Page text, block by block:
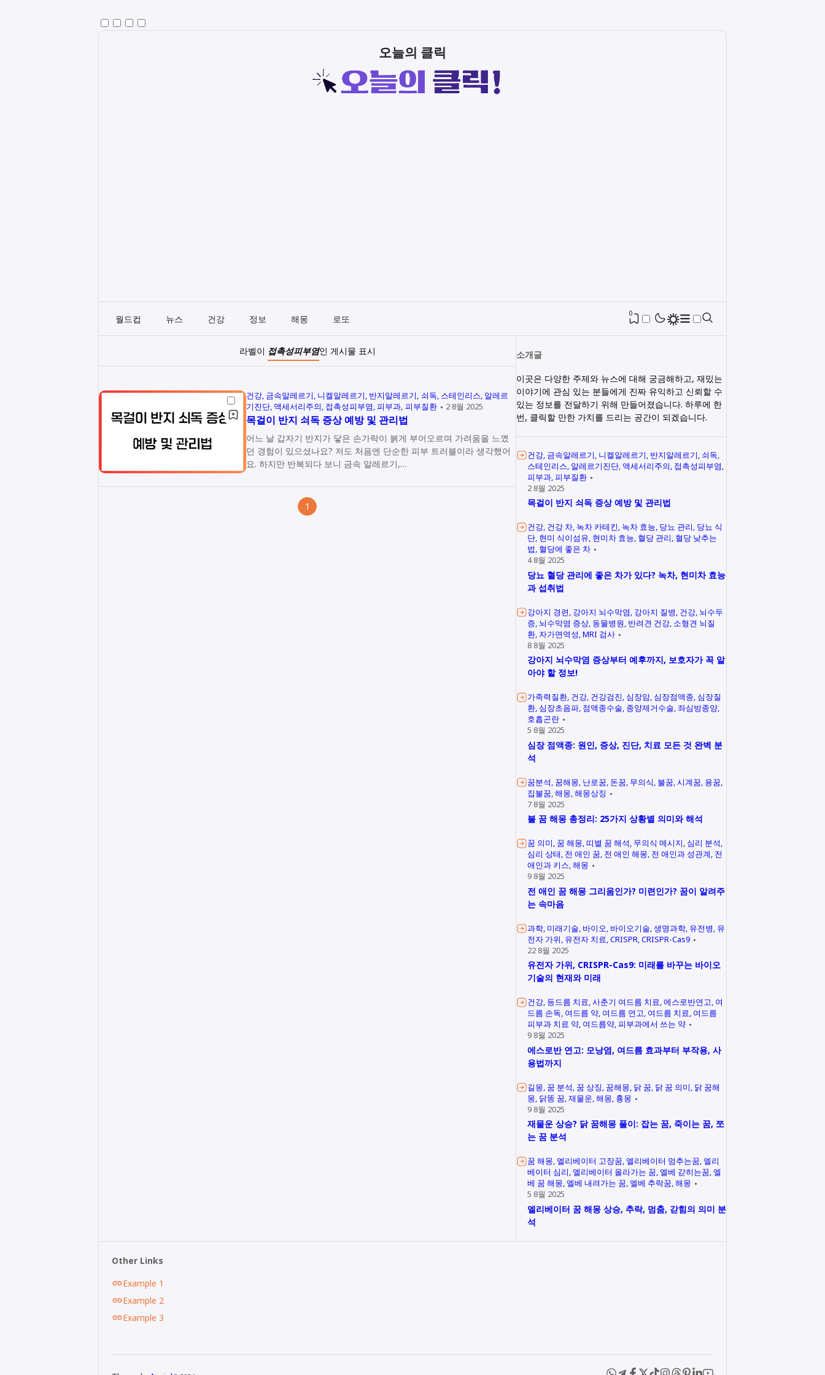
오늘의 클릭
월드컵 뉴스 건강 정보 해몽 로또
0
라벨이 접촉성피부염인 게시물 표시
건강 금속알레르기 니켈알레르기 반지알레르기 쇠독 스테인리스 알레르
기진단 액세서리주의 접촉성피부염 피부과 피부질환 2 8월 2025
목걸이 반지 쇠독 증상 예방 및 관리법
어느 날 갑자기 반지가 닿은 손가락이 붉게 부어오르며 가려움을 느꼈
던 경험이 있으셨나요? 저도 처음엔 단순한 피부 트러블이라 생각했어
요. 하지만 반복되다 보니 금속 알레르기,…
1
소개글
이곳은 다양한 주제와 뉴스에 대해 궁금해하고, 재밌는
이야기에 관심 있는 분들에게 진짜 유익하고 신뢰할 수
있는 정보를 전달하기 위해 만들어졌습니다. 하루에 한
번, 클릭할 만한 가치를 드리는 공간이 되겠습니다.
건강 금속알레르기 니켈알레르기 반지알레르기 쇠독
스테인리스 알레르기진단 액세서리주의 접촉성피부염
피부과 피부질환
2 8월 2025
목걸이 반지 쇠독 증상 예방 및 관리법
건강 건강 차 녹차 카테킨 녹차 효능 당뇨 관리 당뇨 식
단 현미 식이섬유 현미차 효능 혈당 관리 혈당 낮추는
법 혈당에 좋은 차
4 8월 2025
당뇨 혈당 관리에 좋은 차가 있다? 녹차, 현미차 효능
과 섭취법
강아지 경련 강아지 뇌수막염 강아지 질병 건강 뇌수두
증 뇌수막염 증상 동물병원 반려견 건강 소형견 뇌질
환 자가면역성 MRI 검사
8 8월 2025
강아지 뇌수막염 증상부터 예후까지, 보호자가 꼭 알
아야 할 정보!
가족력질환 건강 건강검진 심장암 심장점액종 심장질
환 심장초음파 점액종수술 종양제거수술 좌심방종양
호흡곤란
5 8월 2025
심장 점액종: 원인, 증상, 진단, 치료 모든 것 완벽 분
석
꿈분석 꿈해몽 난로꿈 돈꿈 무의식 불꿈 시계꿈 용꿈
집불꿈 해몽 해몽상징
7 8월 2025
불 꿈 해몽 총정리: 25가지 상황별 의미와 해석
꿈 의미 꿈 해몽 띠별 꿈 해석 무의식 메시지 심리 분석
심리 상태 전 애인 꿈 전 애인 해몽 전 애인과 성관계 전
애인과 키스 해몽
9 8월 2025
전 애인 꿈 해몽 그리움인가? 미련인가? 꿈이 알려주
는 속마음
과학 미래기술 바이오 바이오기술 생명과학 유전병 유
전자 가위 유전자 치료 CRISPR CRISPR-Cas9
22 8월 2025
유전자 가위, CRISPR-Cas9: 미래를 바꾸는 바이오
기술의 현재와 미래
건강 등드름 치료 사춘기 여드름 치료 에스로반연고 여
드름 손독 여드름 약 여드름 연고 여드름 치료 여드름
피부과 치료 약 여드름약 피부과에서 쓰는 약
9 8월 2025
에스로반 연고: 모낭염, 여드름 효과부터 부작용, 사
용법까지
길몽 꿈 분석 꿈 상징 꿈해몽 닭 꿈 닭 꿈 의미 닭 꿈해
몽 닭똥 꿈 재물운 해몽 흉몽
9 8월 2025
재물운 상승? 닭 꿈해몽 풀이: 잡는 꿈, 죽이는 꿈, 쪼
는 꿈 분석
꿈 해몽 엘리베이터 고장꿈 엘리베이터 멈추는꿈 엘리
베이터 심리 엘리베이터 올라가는 꿈 엘베 갇히는꿈 엘
베 꿈 해몽 엘베 내려가는 꿈 엘베 추락꿈 해몽
5 8월 2025
엘리베이터 꿈 해몽 상승, 추락, 멈춤, 갇힘의 의미 분
석
Other Links
Example 1
Example 2
Example 3